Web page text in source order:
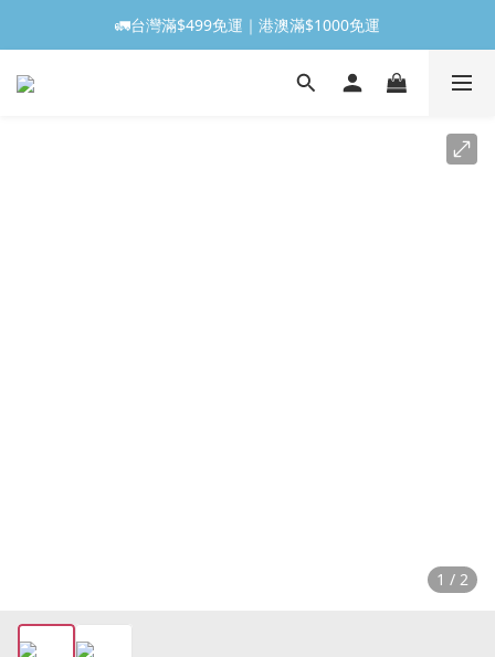
🚛台灣滿$499免運｜港澳滿$1000免運
1 / 2